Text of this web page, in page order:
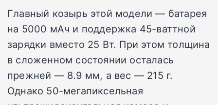
Главный козырь этой модели — батарея
на 5000 мАч и поддержка 45-ваттной
зарядки вместо 25 Вт. При этом толщина
в сложенном состоянии осталась
прежней — 8.9 мм, а вес — 215 г.
Однако 50-мегапиксельная